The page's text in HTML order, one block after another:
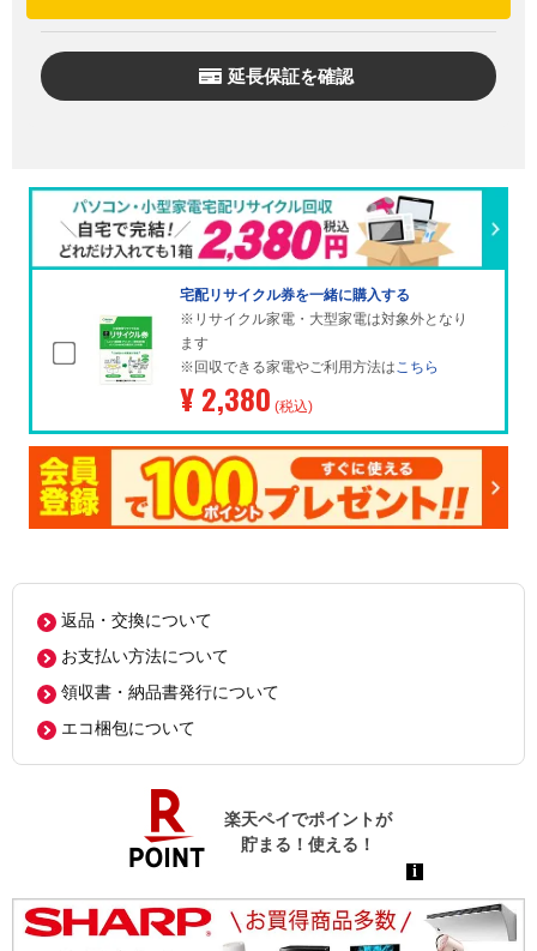
延長保証を確認
宅配リサイクル券を一緒に購入する
※リサイクル家電・大型家電は対象外となり
ます
※回収できる家電やご利用方法はこちら
¥ 2,380 (税込)
返品・交換について
お支払い方法について
領収書・納品書発行について
エコ梱包について